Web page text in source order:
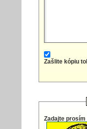
Zašlite kópiu
Zadajte